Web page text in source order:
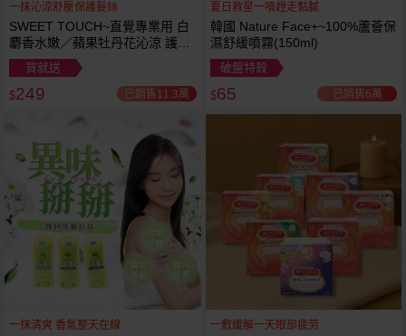
一抹沁涼舒壓保護髮絲
SWEET TOUCH~直覺專業用 白
麝香水嫩／蘋果牡丹花沁涼 護髮
膜(1000ml) 款式可選 全新包裝
買就送
$249 已銷售11.3萬
夏日救星一噴趕走黏膩
韓國 Nature Face+~100%蘆薈保
濕舒緩噴霧(150ml)
破盤特殺
$65 已銷售6萬
一抹清爽 香氣整天在線 一敷缓解一天眼部疲劳